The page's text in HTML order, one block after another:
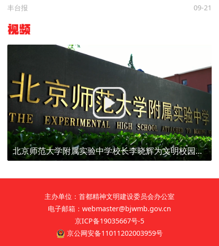
丰台报 09-21
视频
北京师范大学附属实验中学校长李晓辉为文明校园代言
主办单位：首都精神文明建设委员会办公室
电子邮箱：webmaster@bjwmb.gov.cn
京ICP备19035667号-5
京公网安备11011202003959号